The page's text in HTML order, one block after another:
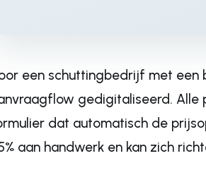
een schuttingbedrijf met een
gedigitaliseerd. Alle
dat automatisch de
aan handwerk en kan zich